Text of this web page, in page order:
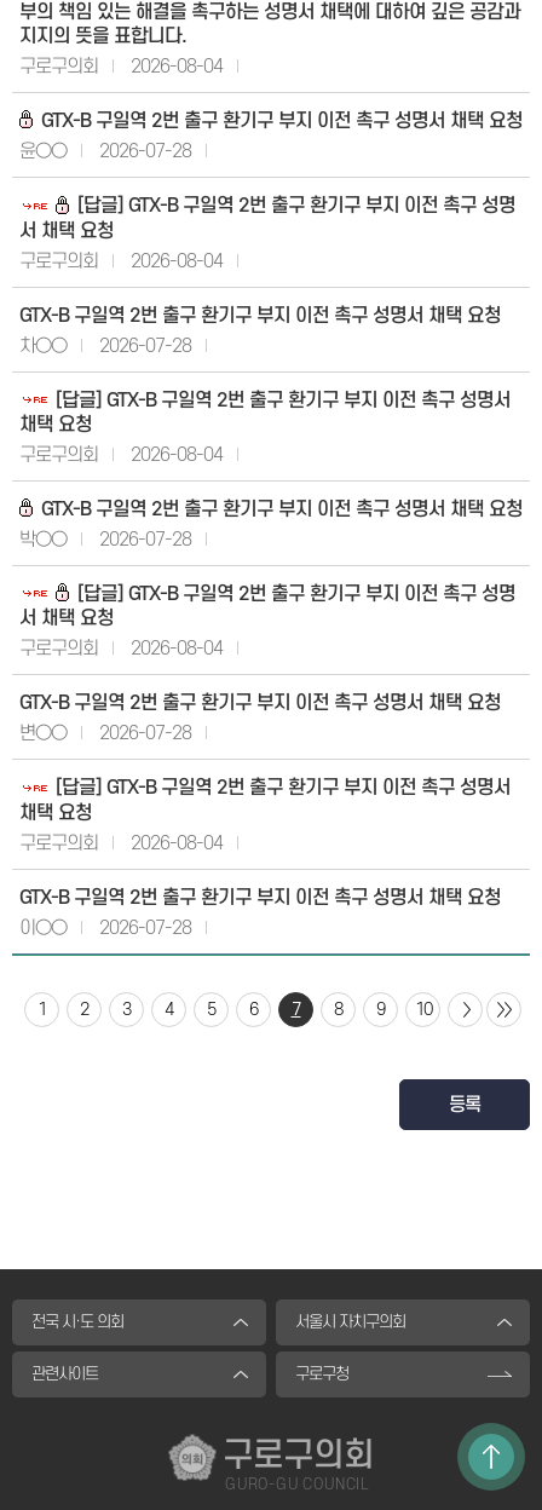
부의 책임 있는 해결을 촉구하는 성명서 채택에 대하여 깊은 공감과
지지의 뜻을 표합니다.
구로구의회
2026-08-04
GTX-B 구일역 2번 출구 환기구 부지 이전 촉구 성명서 채택 요청
윤○○
2026-07-28
[답글] GTX-B 구일역 2번 출구 환기구 부지 이전 촉구 성명
서 채택 요청
구로구의회
2026-08-04
GTX-B 구일역 2번 출구 환기구 부지 이전 촉구 성명서 채택 요청
차○○
2026-07-28
[답글] GTX-B 구일역 2번 출구 환기구 부지 이전 촉구 성명서
채택 요청
구로구의회
2026-08-04
GTX-B 구일역 2번 출구 환기구 부지 이전 촉구 성명서 채택 요청
박○○
2026-07-28
[답글] GTX-B 구일역 2번 출구 환기구 부지 이전 촉구 성명
서 채택 요청
구로구의회
2026-08-04
GTX-B 구일역 2번 출구 환기구 부지 이전 촉구 성명서 채택 요청
변○○
2026-07-28
[답글] GTX-B 구일역 2번 출구 환기구 부지 이전 촉구 성명서
채택 요청
구로구의회
2026-08-04
GTX-B 구일역 2번 출구 환기구 부지 이전 촉구 성명서 채택 요청
이○○
2026-07-28
1 2 3 4 5 6 7 8 9 10
등록
전국 시·도 의회 서울시 자치구의회
관련사이트 구로구청
구로구의회
GURO-GU COUNCIL